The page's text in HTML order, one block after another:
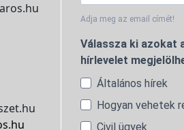
Adja meg az email címét!
Válassza ki azokat
hírlevelet
Általános hírek
Hogyan vehetek
Civil ügyek